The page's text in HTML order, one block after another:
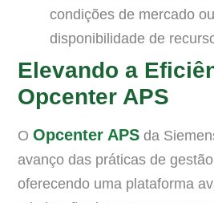
condições de mercado
disponibilidade de
Elevando a
Opcenter APS
O Opcenter APS da
avanço das práticas de
oferecendo uma plataforma